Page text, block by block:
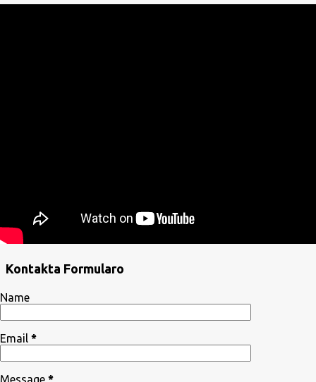
Kontakta Formularo
Name
Email *
Message *